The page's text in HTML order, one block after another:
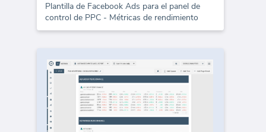
Plantilla de Facebook Ads para el panel de
control de PPC - Métricas de rendimiento